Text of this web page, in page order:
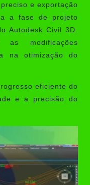
e exportação
a fase de projeto
Autodesk Civil 3D.
modificações
na otimização do
eficiente do
e a precisão do